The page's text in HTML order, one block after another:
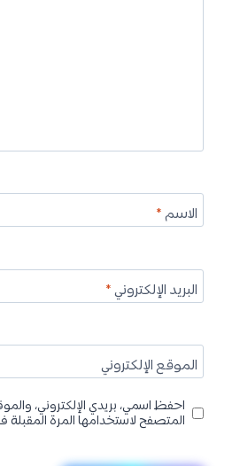
الاسم*
البريد الإلكتروني*
الموقع الإلكتروني
احفظ اسمي، بريدي الإلكتروني،
المتصفح لاستخدامها المرة المقبلة